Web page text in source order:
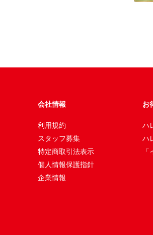
会社情報
利用規約
スタッフ募集
特定商取引法表示
個人情報保護指針
企業情報
お
ハ
ハ